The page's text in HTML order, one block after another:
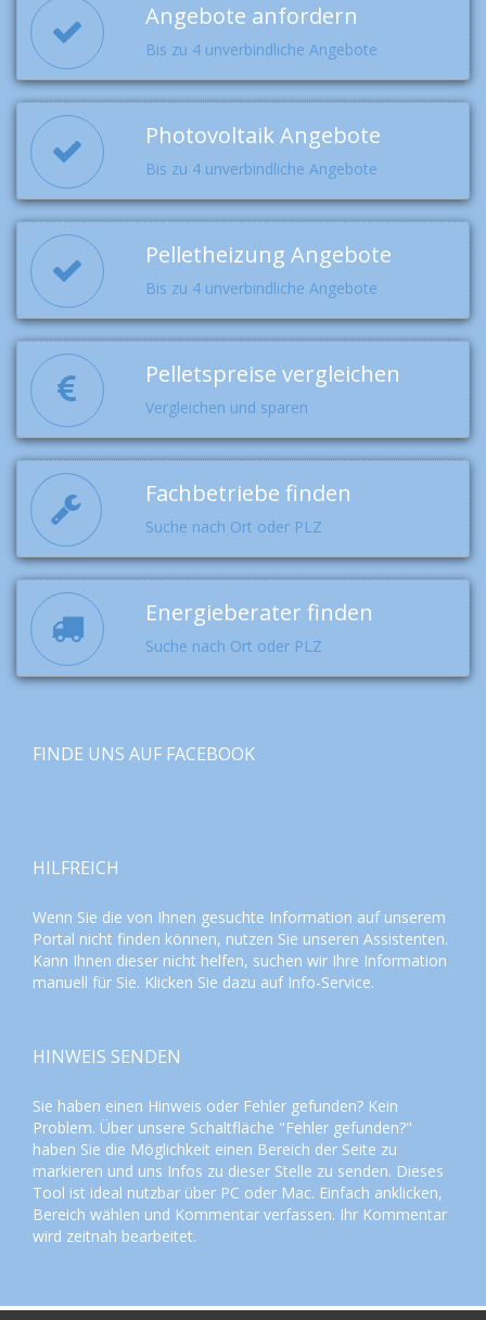
Angebote anfordern
Bis zu 4 unverbindliche Angebote
Photovoltaik Angebote
Bis zu 4 unverbindliche Angebote
Pelletheizung Angebote
Bis zu 4 unverbindliche Angebote
Pelletspreise vergleichen
Vergleichen und sparen
Fachbetriebe finden
Suche nach Ort oder PLZ
Energieberater finden
Suche nach Ort oder PLZ
FINDE UNS AUF FACEBOOK
HILFREICH
Wenn Sie die von Ihnen gesuchte Information auf unserem
Portal nicht finden können, nutzen Sie unseren Assistenten.
Kann Ihnen dieser nicht helfen, suchen wir Ihre Information
manuell für Sie. Klicken Sie dazu auf Info-Service.
HINWEIS SENDEN
Sie haben einen Hinweis oder Fehler gefunden? Kein
Problem. Über unsere Schaltfläche "Fehler gefunden?"
haben Sie die Möglichkeit einen Bereich der Seite zu
markieren und uns Infos zu dieser Stelle zu senden. Dieses
Tool ist ideal nutzbar über PC oder Mac. Einfach anklicken,
Bereich wählen und Kommentar verfassen. Ihr Kommentar
wird zeitnah bearbeitet.